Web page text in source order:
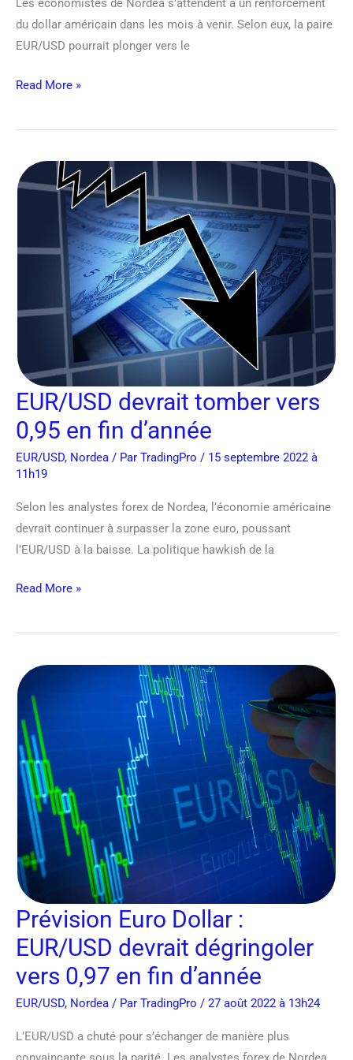
Les économistes de Nordea s’attendent à un renforcement
du dollar américain dans les mois à venir. Selon eux, la paire
EUR/USD pourrait plonger vers le
Read More »
EUR/USD devrait tomber vers
0,95 en fin d’année
EUR/USD, Nordea / Par TradingPro / 15 septembre 2022 à
11h19
Selon les analystes forex de Nordea, l’économie américaine
devrait continuer à surpasser la zone euro, poussant
l’EUR/USD à la baisse. La politique hawkish de la
EUR/USD
devrait
0,95
d’année
Read More »
Prévision Euro Dollar :
EUR/USD devrait dégringoler
vers 0,97 en fin d’année
EUR/USD, Nordea / Par TradingPro / 27 août 2022 à 13h24
L’EUR/USD a chuté pour s’échanger de manière plus
Prévision
Euro
Dollar
EUR/USD
devrait
dégringoler
vers
0,97
en
fin
d’année